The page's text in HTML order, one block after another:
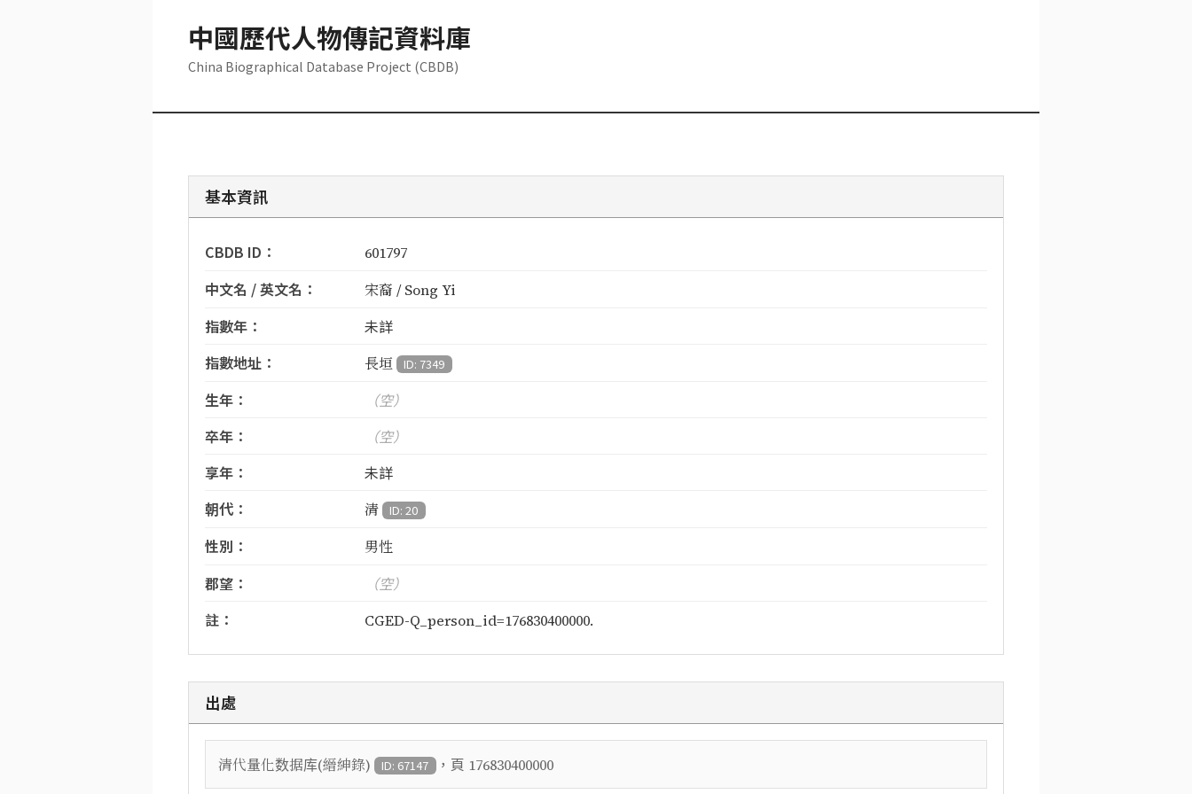
中國歷代人物傳記資料庫
China Biographical Database Project (CBDB)
基本資訊
CBDB ID： 601797
中文名 / 英文名： 宋裔 / Song Yi
指數年：
未詳
指數地址：
長垣 ID: 7349
生年：
（空）
卒年：
（空）
享年：
未詳
朝代：
清 ID: 20
性別： 男性
郡望：
（空）
註：
CGED-Q_person_id=176830400000.
出處
清代量化数据库(縉紳錄) ID: 67147 ，頁 176830400000